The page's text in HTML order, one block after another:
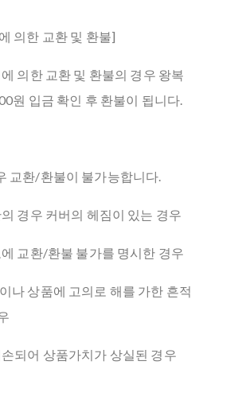
의한 교환 및 환불]
의한 교환 및 환불의 경우 왕복
원 입금 확인 후 환불이 됩니다.
교환/환불이 불가능합니다.
경우 커버의 헤짐이 있는 경우
교환/환불 불가를 명시한 경우
나 상품에 고의로 해를 가한 흔적
되어 상품가치가 상실된 경우